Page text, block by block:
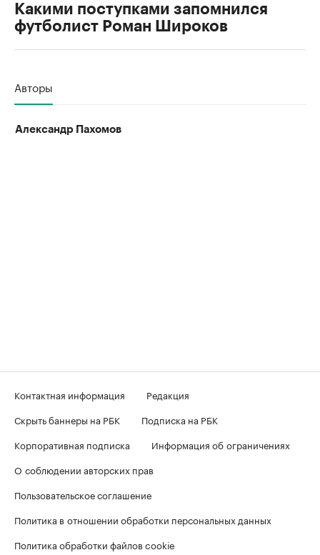
Какими поступками запомнился
футболист Роман Широков
Авторы
Александр Пахомов
Контактная информация
Редакция
Скрыть баннеры на РБК
Подписка на РБК
Корпоративная подписка
Информация об ограничениях
О соблюдении авторских прав
Пользовательское соглашение
Политика в отношении обработки персональных данных
Политика обработки файлов cookie